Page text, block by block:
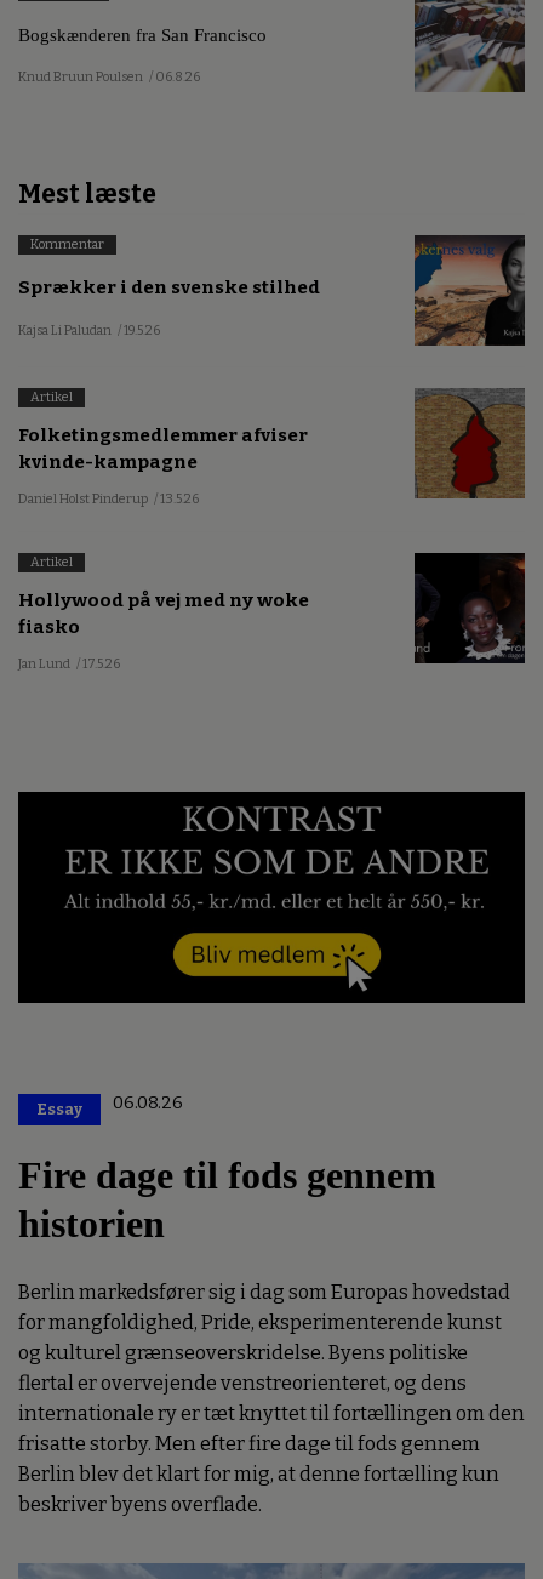
Bogskænderen fra San Francisco
Knud Bruun Poulsen / 06.8.26
Mest læste
Kommentar
Sprækker i den svenske stilhed
Kajsa Li Paludan / 19.5.26
Artikel
Folketingsmedlemmer afviser
kvinde-kampagne
Daniel Holst Pinderup / 13.5.26
Artikel
Hollywood på vej med ny woke
fiasko
Jan Lund / 17.5.26
Essay 06.08.26
Fire dage til fods gennem
historien
Berlin markedsfører sig i dag som Europas hovedstad
for mangfoldighed, Pride, eksperimenterende kunst
og kulturel grænseoverskridelse. Byens politiske
flertal er overvejende venstreorienteret, og dens
internationale ry er tæt knyttet til fortællingen om den
frisatte storby. Men efter fire dage til fods gennem
Berlin blev det klart for mig, at denne fortælling kun
beskriver byens overflade.